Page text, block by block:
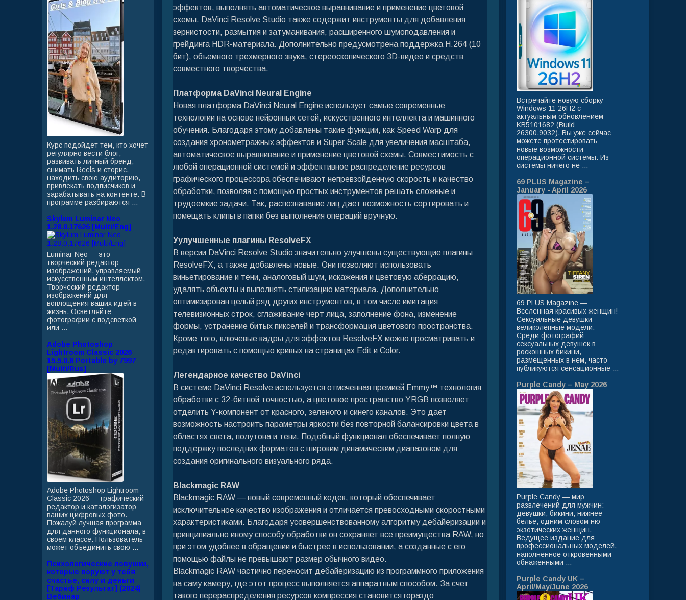
эффектов, выполнять автоматическое выравнивание и применение цветовой
схемы. DaVinci Resolve Studio также содержит инструменты для добавления
зернистости, размытия и затуманивания, расширенного шумоподавления и
грейдинга HDR-материала. Дополнительно предусмотрена поддержка H.264 (10
бит), объемного трехмерного звука, стереоскопического 3D-видео и средств
совместного творчества.
Платформа DaVinci Neural Engine
Новая платформа DaVinci Neural Engine использует самые современные
технологии на основе нейронных сетей, искусственного интеллекта и машинного
обучения. Благодаря этому добавлены такие функции, как Speed Warp для
создания хронометражных эффектов и Super Scale для увеличения масштаба,
автоматическое выравнивание и применение цветовой схемы. Совместимость с
любой операционной системой и эффективное распределение ресурсов
графического процессора обеспечивают непревзойденную скорость и качество
обработки, позволяя с помощью простых инструментов решать сложные и
трудоемкие задачи. Так, распознавание лиц дает возможность сортировать и
помещать клипы в папки без выполнения операций вручную.
Уулучшенные плагины ResolveFX
В версии DaVinci Resolve Studio значительно улучшены существующие плагины
ResolveFX, а также добавлены новые. Они позволяют использовать
виньетирование и тени, аналоговый шум, искажения и цветовую аберрацию,
удалять объекты и выполнять стилизацию материала. Дополнительно
оптимизирован целый ряд других инструментов, в том числе имитация
телевизионных строк, сглаживание черт лица, заполнение фона, изменение
формы, устранение битых пикселей и трансформация цветового пространства.
Кроме того, ключевые кадры для эффектов ResolveFX можно просматривать и
редактировать с помощью кривых на страницах Edit и Color.
Легендарное качество DaVinci
В системе DaVinci Resolve используется отмеченная премией Emmy™ технология
обработки с 32-битной точностью, а цветовое пространство YRGB позволяет
отделить Y-компонент от красного, зеленого и синего каналов. Это дает
возможность настроить параметры яркости без повторной балансировки цвета в
областях света, полутона и тени. Подобный функционал обеспечивает полную
поддержку последних форматов с широким динамическим диапазоном для
создания оригинального визуального ряда.
Blackmagic RAW
Blackmagic RAW — новый современный кодек, который обеспечивает
исключительное качество изображения и отличается превосходными скоростными
характеристиками. Благодаря усовершенствованному алгоритму дебайеризации и
принципиально иному способу обработки он сохраняет все преимущества RAW, но
при этом удобнее в обращении и быстрее в использовании, а созданные с его
помощью файлы не превышают размер обычного видео.
Blackmagic RAW частично переносит дебайеризацию из программного приложения
на саму камеру, где этот процесс выполняется аппаратным способом. За счет
такого перераспределения ресурсов компрессия становится гораздо
Курс подойдет тем, кто хочет
регулярно вести блог,
развивать личный бренд,
снимать Reels и сторис,
находить свою аудиторию,
привлекать подписчиков и
зарабатывать на контенте. В
программе разбираются ...
Skylum Luminar Neo
1.28.0.17626 [Multi/Eng]
Luminar Neo — это
творческий редактор
изображений, управляемый
искусственным интеллектом.
Творческий редактор
изображений для
воплощения ваших идей в
жизнь. Осветляйте
фотографии с подсветкой
или ...
Adobe Photoshop
Lightroom Classic 2026
15.5.0.8 Portable by 7997
[Multi/Rus]
Adobe Photoshop Lightroom
Classic 2026 — графический
редактор и каталогизатор
ваших цифровых фото.
Пожалуй лучшая программа
для данного функционала, в
своем классе. Пользователь
может объединить свою ...
Психологические ловушки,
которые воруют у тебя
счастье, силу и деньги
[Тариф Результат] (2024)
Вебинар
Встречайте новую сборку
Windows 11 26H2 с
актуальным обновлением
KB5101682 (Build
26300.9032). Вы уже сейчас
можете протестировать
новые возможности
операционной системы. Из
системы ничего не ...
69 PLUS Magazine –
January - April 2026
69 PLUS Magazine —
Вселенная красивых женщин!
Сексуальные девушки
великолепные модели.
Среди фотографий
сексуальных девушек в
роскошных бикини,
размещенных в нем, часто
публикуются сенсационные ...
Purple Candy – May 2026
Purple Candy — мир
развлечений для мужчин:
девушки, бикини, нижнее
белье, одним словом ню
экзотических женщин.
Ведущее издание для
профессиональных моделей,
наполненное откровенными
обнаженными ...
Purple Candy UK –
April/May/June 2026